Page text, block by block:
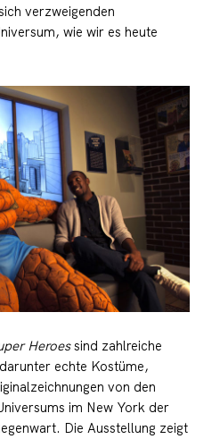
verzweigenden
wie wir es heute
Heroessind zahlreiche
echte Kostüme,
von den
im New York der
Die Ausstellung zeigt